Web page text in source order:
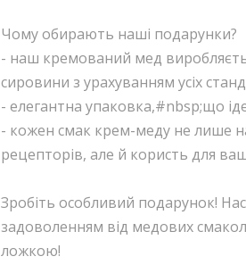
Чому обирають наші подарунки?
- наш кремований мед
сировини з урахуванням усіх
- елегантна упаковка,#nbsp;що
- кожен смак крем-меду не лише
рецепторів, але й користь для
Зробіть особливий подарунок!
задоволенням від медових
ложкою!